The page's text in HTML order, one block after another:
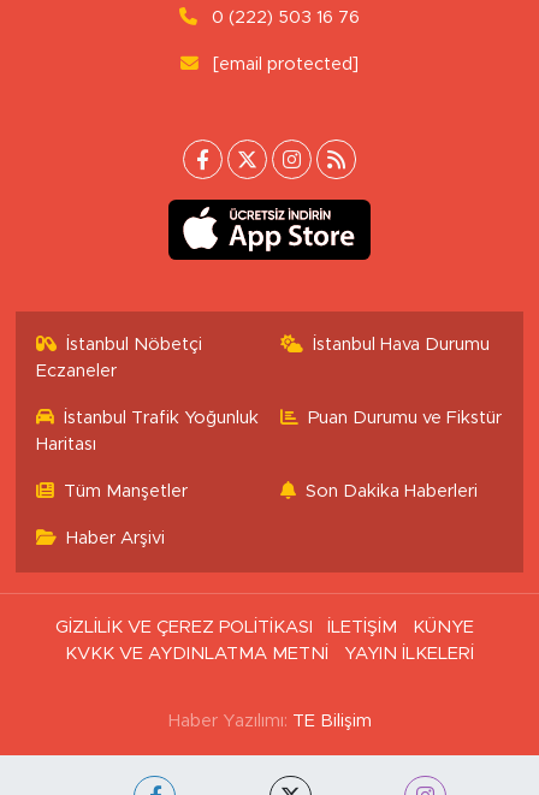
0 (222) 503 16 76
[email protected]
İstanbul Nöbetçi
Eczaneler
İstanbul Hava Durumu
İstanbul Trafik Yoğunluk
Haritası
Puan Durumu ve Fikstür
Tüm Manşetler Son Dakika Haberleri
Haber Arşivi
GİZLİLİK VE ÇEREZ POLİTİKASI İLETİŞİM
KÜNYE
KVKK VE AYDINLATMA METNİ
YAYIN İLKELERİ
Haber Yazılımı: TE Bilişim